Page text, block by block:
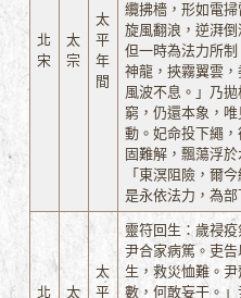
北
宋
太
宗
太
平
年
間
纜拂檣，形如電
旋風翻浪，逆湃
但一時為法力所
神龍，挾霧翼雲，
風波不息。」乃
窮，仍還本象，
動。妃命投下繩
固難解，飄蕩浮
「東溟阻險，爾
是永依法力，為
北
太
太
平
靈符回生：歲祲
尹合家病篤。吏
生，救災恤難。
數，何敢妄干。